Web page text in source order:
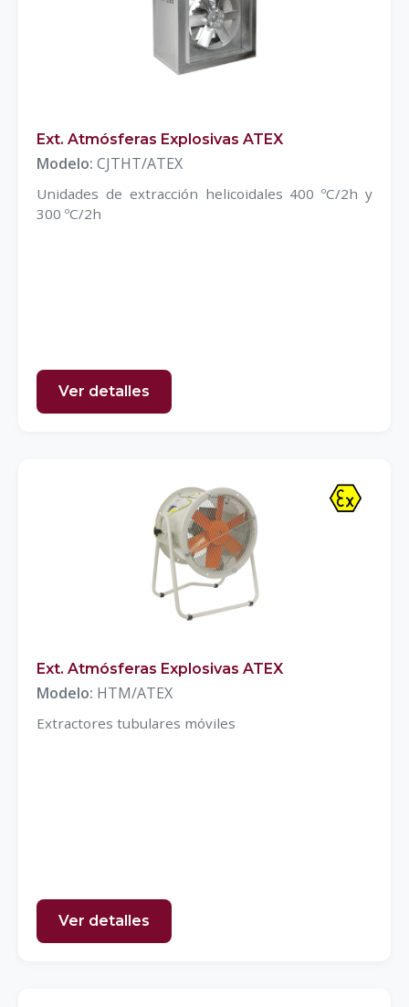
Ext. Atmósferas Explosivas ATEX
Modelo: CJTHT/ATEX
Unidades de extracción helicoidales 400 ºC/2h y
300 ºC/2h
Ver detalles
Ext. Atmósferas Explosivas ATEX
Modelo: HTM/ATEX
Extractores tubulares móviles
Ver detalles